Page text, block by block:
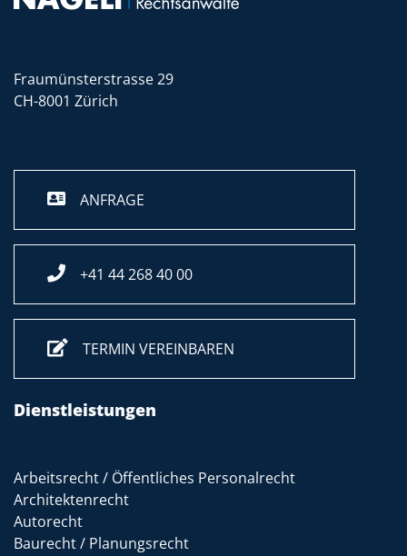
Fraumünsterstrasse 29
CH-8001 Zürich
ANFRAGE
+41 44 268 40 00
TERMIN VEREINBAREN
Dienstleistungen
Arbeitsrecht / Öffentliches Personalrecht
Architektenrecht
Autorecht
Baurecht / Planungsrecht